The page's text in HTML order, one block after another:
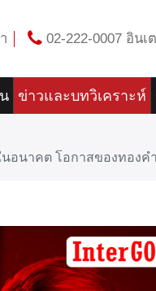
02-222-0007 อินเ
ข่าวและบทวิเคราะห์
นอนาคต โอกาสของทองค